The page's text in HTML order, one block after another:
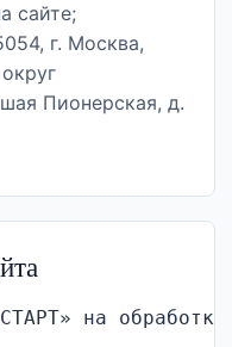
сайте;
г. Москва,
Пионерская, д.
на